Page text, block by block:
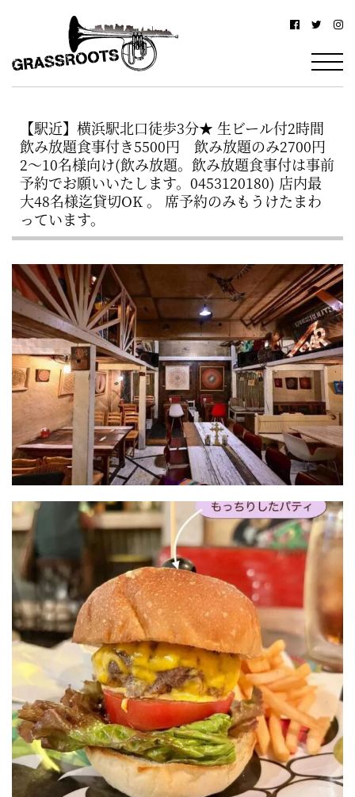
浜
グ
ス
ル
ー
ツ
–
YOKOHAMA
Grassroots
–
駅
北
西
口
か
ら
徒
歩
約
3
分・
鶴
屋
町
に
あ
る
ダ
イ
ニ
ン
グ
バ
ー
【駅近】横浜駅北口徒歩3分★ 生ビール付2時間
飲み放題食事付き5500円 飲み放題のみ2700円
2～10名様向け(飲み放題。飲み放題食事付は事前
予約でお願いいたします。0453120180) 店内最
大48名様迄貸切OK 。 席予約のみもうけたまわ
っています。